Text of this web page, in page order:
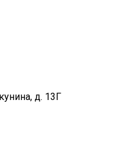
д. 13Г